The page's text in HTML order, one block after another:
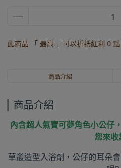
此商品 「 最高 」可以折抵紅利 0
商品介紹
商品介紹
內含超人氣寶可夢角色小公仔
您來收
草叢造型入浴劑，公仔的耳朵